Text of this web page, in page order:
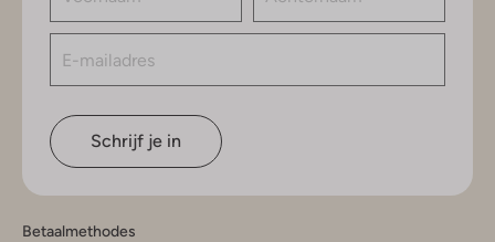
Schrijf je in
Betaalmethodes